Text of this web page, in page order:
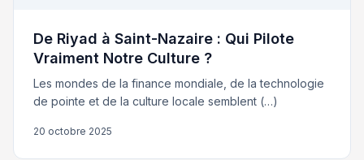
De Riyad à Saint-Nazaire : Qui Pilote
Vraiment Notre Culture ?
Les mondes de la finance mondiale, de la technologie
de pointe et de la culture locale semblent (…)
20 octobre 2025